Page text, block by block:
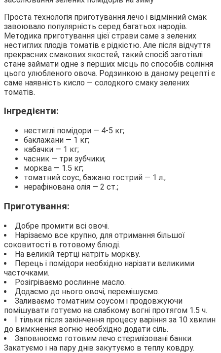
Проста технологія приготування лечо і відмінний смак
завоювало популярність серед багатьох народів.
Методика приготування цієї страви саме з зелених
нестиглих плодів томатів є рідкістю. Але після відчуття
прекрасних смакових якостей, такий спосіб заготівлі
стане займати одне з перших місць по способів соління
цього улюбленого овоча. Родзинкою в даному рецепті є
саме наявність кисло — солодкого смаку зелених
томатів.
Інгредієнти:
нестиглі помідори — 4-5 кг;
баклажани — 1 кг;
кабачки — 1 кг;
часник — три зубчики;
морква — 1.5 кг;
томатний соус, бажано гострий — 1 л.;
нерафінована олія — 2 ст.;
Приготування:
Добре промити всі овочі.
Нарізаємо все крупно, для отримання більшої
соковитості в готовому блюді.
На великій тертці натріть моркву.
Перець і помідори необхідно нарізати великими
часточками.
Розігріваємо рослинне масло.
Додаємо до нього овочі, перемішуємо.
Заливаємо томатним соусом і продовжуючи
помішувати готуємо на слабкому вогні протягом 1.5 ч.
І тільки після закінчення процесу варіння за 10 хвилин
до вимкнення вогню необхідно додати сіль.
Заповнюємо готовим лечо стерилізовані банки.
Закатуємо і на пару днів закутуємо в теплу ковдру.